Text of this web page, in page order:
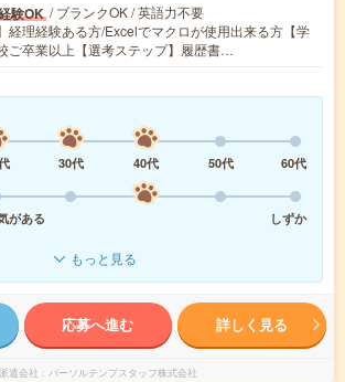
験OK / ブランクOK / 英語力不要
経理経験ある方/Excelでマクロが使用出来る方【学
ご卒業以上【選考ステップ】履歴書…
30代 40代 50代
60代
がある
しずか
もっと見る
応募へ進む 詳しく見る
派遣会社 パーソルテンプスタッフ株式会社